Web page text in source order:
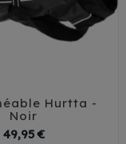

Hurtta -
Noir
49,95 €Prix